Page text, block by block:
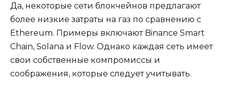
Да, некоторые сети блокчейнов предлагают
более низкие затраты на газ по сравнению с
Ethereum. Примеры включают Binance Smart
Chain, Solana и Flow. Однако каждая сеть имеет
свои собственные компромиссы и
соображения, которые следует учитывать.